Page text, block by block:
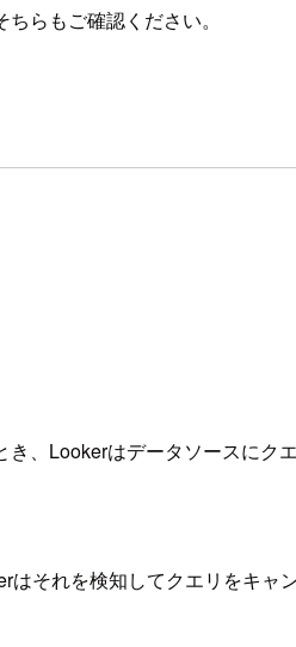
らもご確認ください。
、Lookerはデータソースにク
それを検知してクエリをキャン